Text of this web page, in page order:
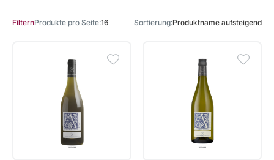
FilternProdukte pro Seite 16 Sortierung Produktname aufsteigend